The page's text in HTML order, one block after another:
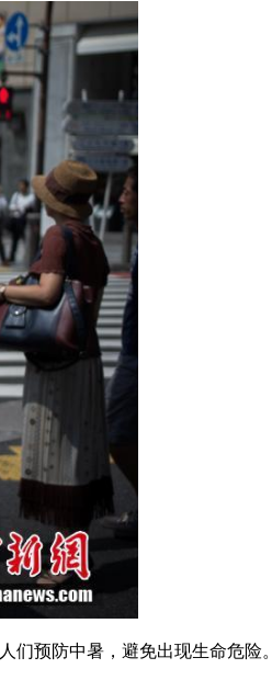
们预防中暑，避免出现生命危险。